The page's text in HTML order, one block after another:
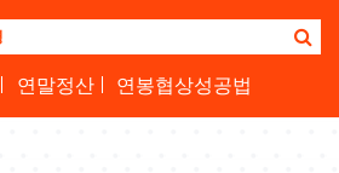
연말정산 연봉협상성공법